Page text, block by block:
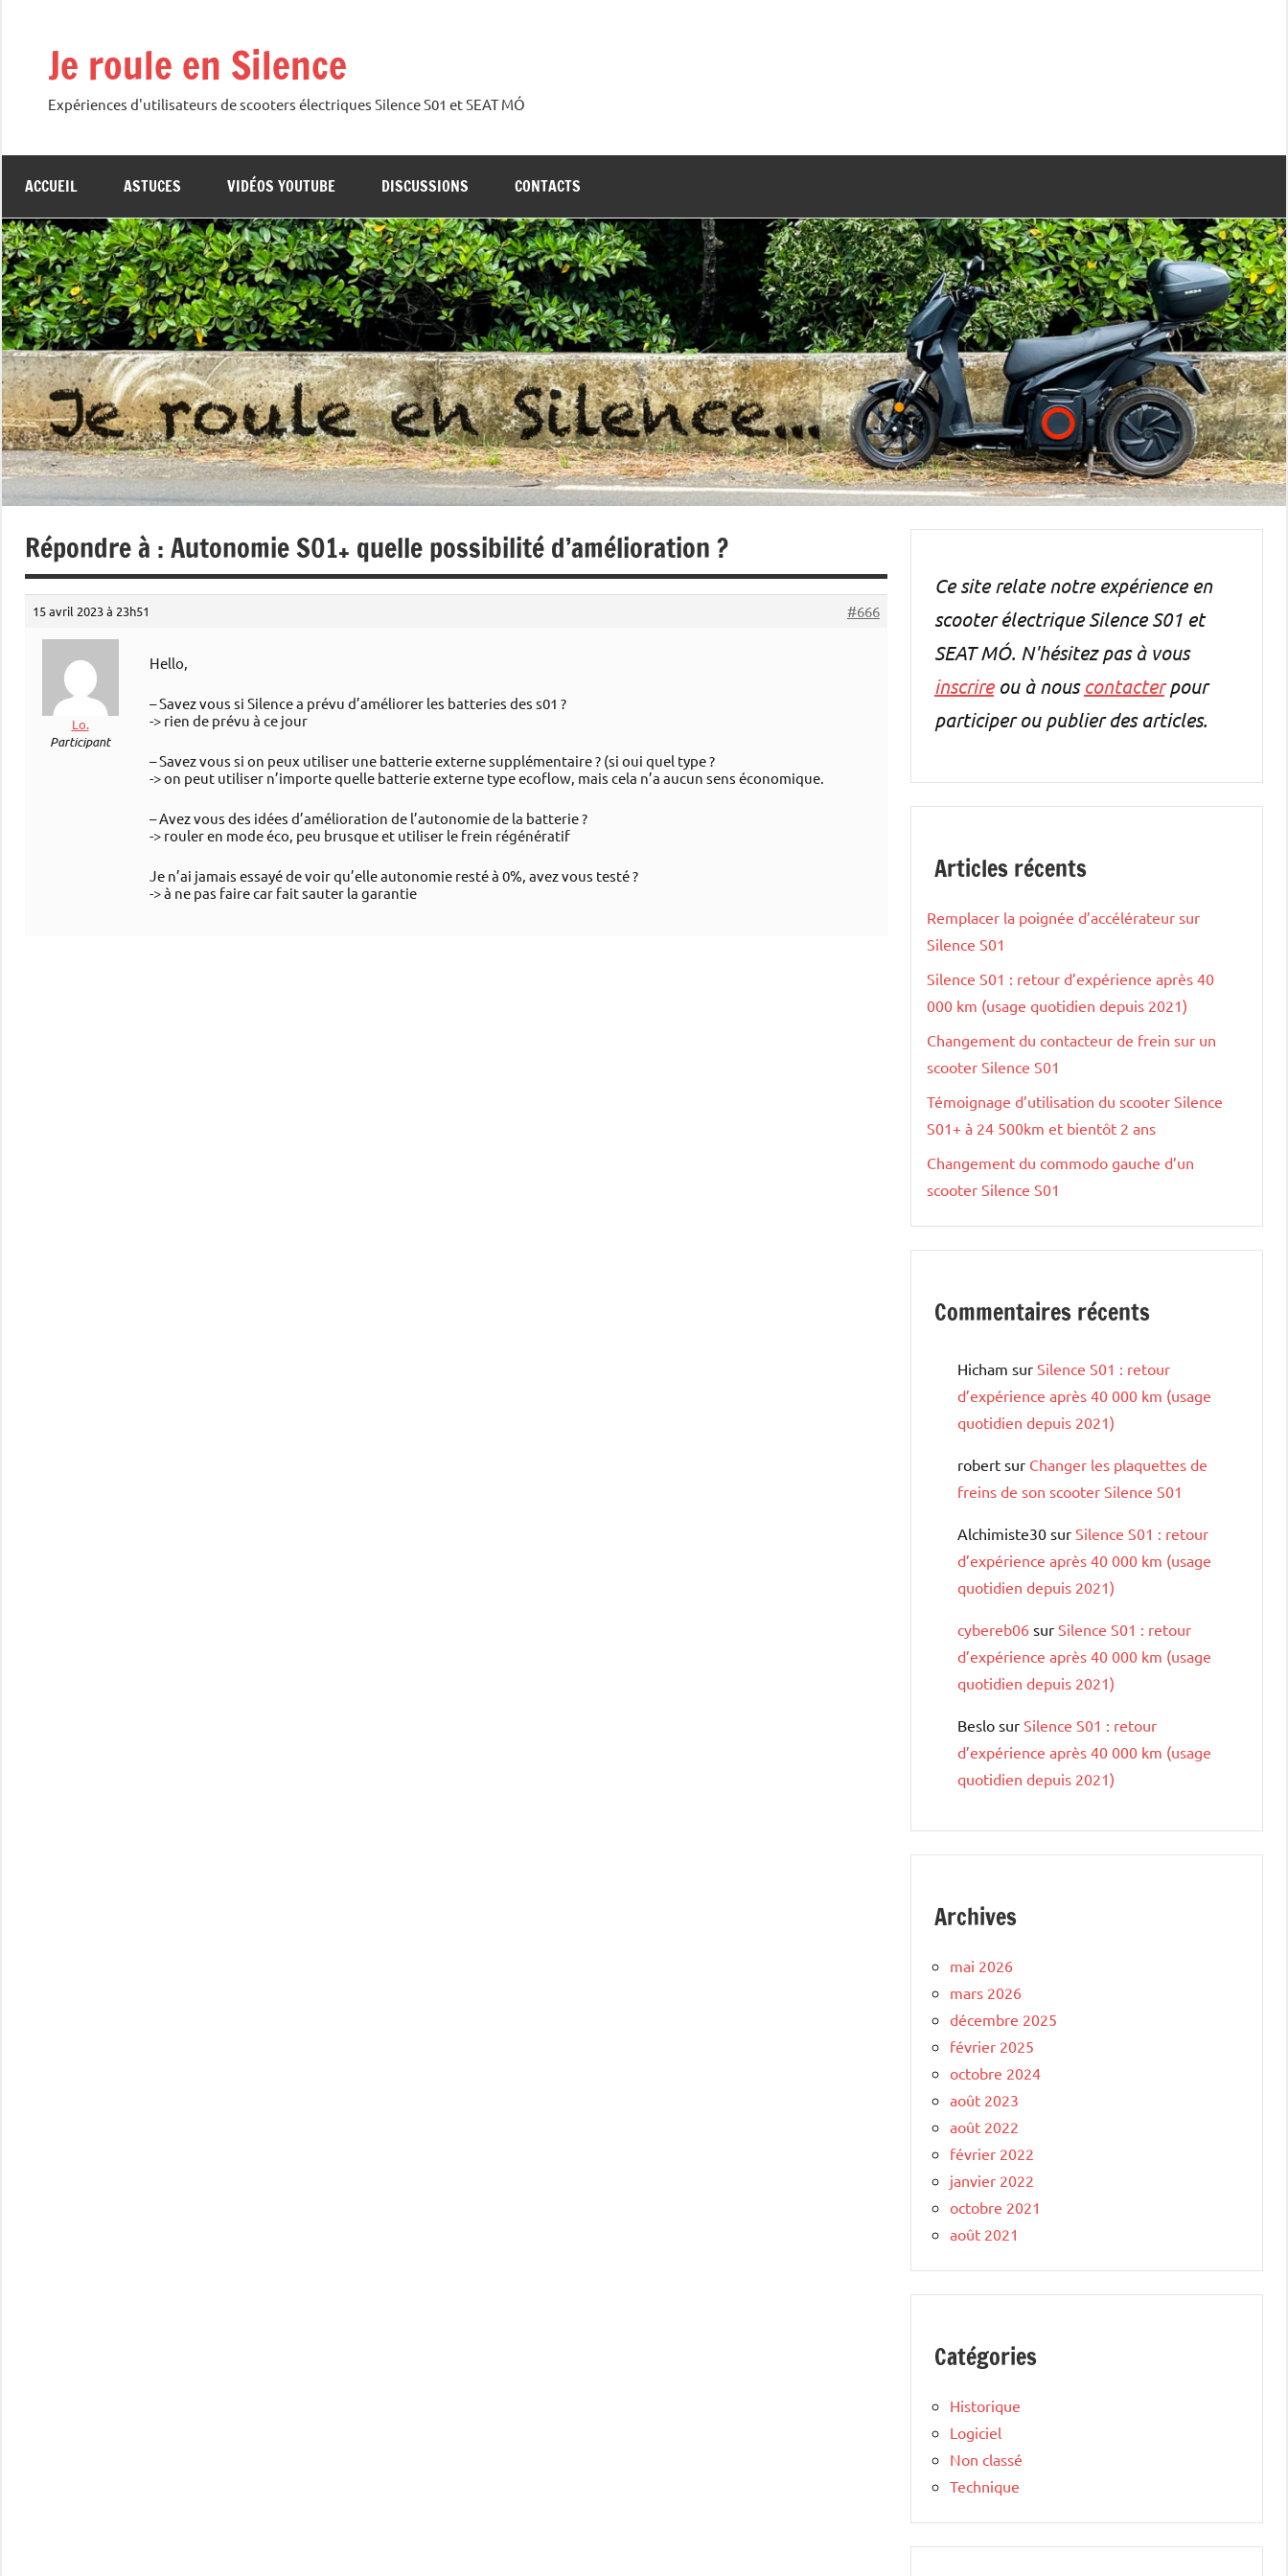
Je roule en Silence
Expériences d'utilisateurs de scooters électriques Silence S01 et SEAT MÓ
ACCUEIL ASTUCES VIDÉOS YOUTUBE DISCUSSIONS CONTACTS
Répondre à : Autonomie S01+ quelle possibilité d’amélioration ?
15 avril 2023 à 23h51 #666
Lo.
Participant
Hello,
– Savez vous si Silence a prévu d’améliorer les batteries des s01 ?
-> rien de prévu à ce jour
– Savez vous si on peux utiliser une batterie externe supplémentaire ? (si oui quel type ?
-> on peut utiliser n’importe quelle batterie externe type ecoflow, mais cela n’a aucun sens économique.
– Avez vous des idées d’amélioration de l’autonomie de la batterie ?
-> rouler en mode éco, peu brusque et utiliser le frein régénératif
Je n’ai jamais essayé de voir qu’elle autonomie resté à 0%, avez vous testé ?
-> à ne pas faire car fait sauter la garantie
Ce site relate notre expérience en
scooter électrique Silence S01 et
SEAT MÓ. N'hésitez pas à vous
inscrireou à nous contacterpour
participer ou publier des articles.
Articles récents
Remplacer la poignée d’accélérateur sur
Silence S01
Silence S01 : retour d’expérience après 40
000 km (usage quotidien depuis 2021)
Changement du contacteur de frein sur un
scooter Silence S01
Témoignage d’utilisation du scooter Silence
S01+ à 24 500km et bientôt 2 ans
Changement du commodo gauche d’un
scooter Silence S01
Commentaires récents
Hicham sur Silence S01 : retour
d’expérience après 40 000 km (usage
quotidien depuis 2021)
robert sur Changer les plaquettes de
freins de son scooter Silence S01
Alchimiste30 sur Silence S01 : retour
d’expérience après 40 000 km (usage
quotidien depuis 2021)
cybereb06 sur Silence S01 : retour
d’expérience après 40 000 km (usage
quotidien depuis 2021)
Beslo sur Silence S01 : retour
d’expérience après 40 000 km (usage
quotidien depuis 2021)
Archives
mai 2026
mars 2026
décembre 2025
février 2025
octobre 2024
août 2023
août 2022
février 2022
janvier 2022
octobre 2021
août 2021
Catégories
Historique
Logiciel
Non classé
Technique